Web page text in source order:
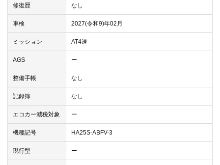
修復歴 なし
車検 2027(令和9)年02月
ミッション AT4速
AGS ー
整備手帳 なし
記録簿 なし
エコカー減税対象 ー
機種記号 HA25S-ABFV-3
現行型 ー